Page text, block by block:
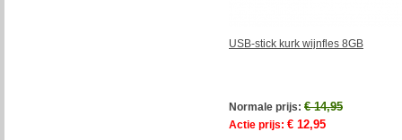
USB-stick kurk wijnfles 8GB
Normale prijs: € 14,95
Actie prijs: € 12,95